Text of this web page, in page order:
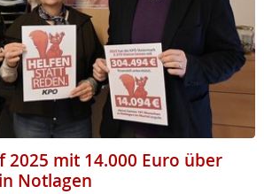
2025 mit 14.000 Euro über
Notlagen